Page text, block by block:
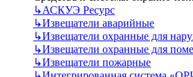
↳АСКУЭ Ресурс
↳Извещатели аварийные
↳Извещатели охранные для
↳Извещатели охранные для
↳Извещатели пожарные